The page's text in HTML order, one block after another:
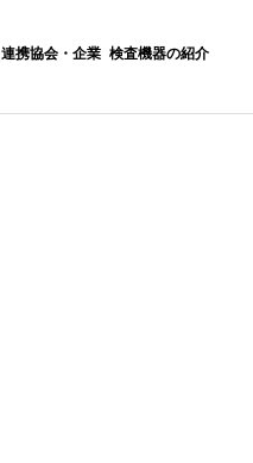
連携協会・企業 検査機器の紹介